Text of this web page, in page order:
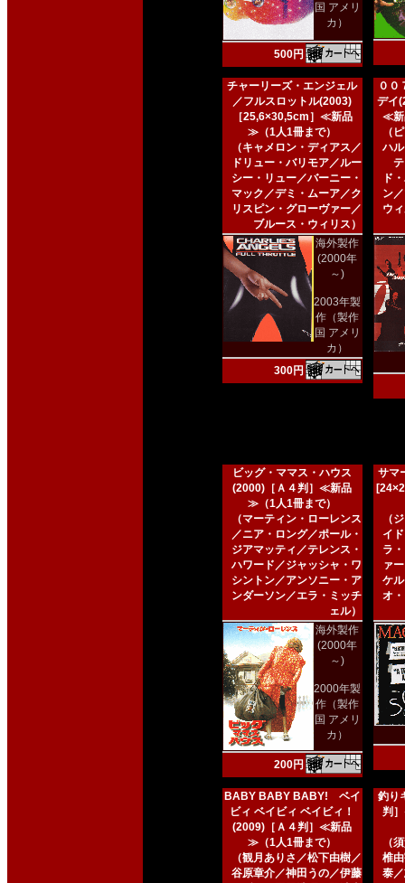
国 アメリ
カ）
500円
チャーリーズ・エンジェル
／フルスロットル(2003)
［25,6×30,5cm］≪新品
≫（1人1冊まで）
（キャメロン・ディアス／
ドリュー・バリモア／ルー
シー・リュー／バーニー・
マック／デミ・ムーア／ク
リスピン・グローヴァー／
ブルース・ウィリス）
海外製作
(2000年
～)
2003年製
作（製作
国 アメリ
カ）
300円
００
デイ
≪新
（
ハ
ド
ン
ウ
ビッグ・ママス・ハウス
(2000)［Ａ４判］≪新品
≫（1人1冊まで）
（マーティン・ローレンス
／ニア・ロング／ポール・
ジアマッティ／テレンス・
ハワード／ジャッシャ・ワ
シントン／アンソニー・ア
ンダーソン／エラ・ミッチ
ェル）
海外製作
(2000年
～)
2000年製
作（製作
国 アメリ
カ）
200円
サマ
（
イ
ラ
ァ
ケ
オ
BABY BABY BABY! ベイ
ビィ ベイビィ ベイビィ！
(2009)［Ａ４判］≪新品
≫（1人1冊まで）
（観月ありさ／松下由樹／
谷原章介／神田うの／伊藤
釣り
判
（
椎
泰